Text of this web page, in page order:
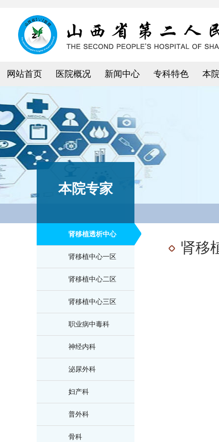
网站首页 医院概况 新闻中心 专科特色 本
本院专家
肾移植透析中心
肾移植中心一区
肾移植中心二区
肾移植中心三区
职业病中毒科
神经内科
泌尿外科
妇产科
普外科
骨科
肾移